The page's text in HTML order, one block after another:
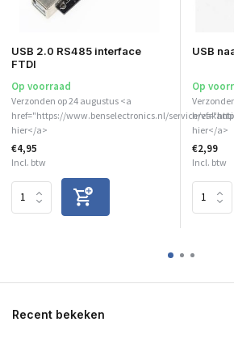
USB 2.0 RS485 interface
FTDI
Op voorraad
Verzonden op 24 augustus <a
href="https://www.benselectronics.nl/service/
hier</a>
€4,95
Incl. btw
USB
Op
hier</a>
€2,99
Incl. btw
Recent bekeken